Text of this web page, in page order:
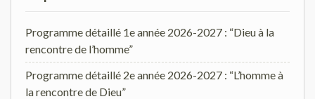
Programme détaillé 1e année 2026-2027 : “Dieu à la
rencontre de l’homme”
Programme détaillé 2e année 2026-2027 : “L’homme à
la rencontre de Dieu”